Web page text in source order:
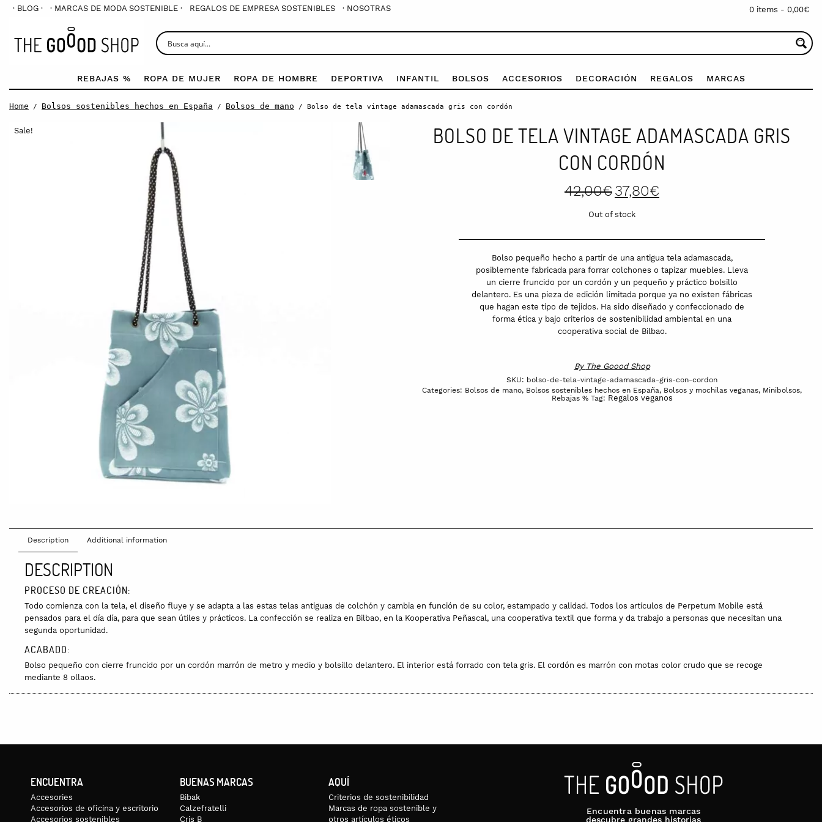
· BLOG · · MARCAS DE MODA SOSTENIBLE · REGALOS DE EMPRESA SOSTENIBLES · NOSOTRAS 0 items - 0,00€
REBAJAS % ROPA DE MUJER ROPA DE HOMBRE DEPORTIVA INFANTIL BOLSOS ACCESORIOS DECORACIÓN REGALOS MARCAS
Home / Bolsos sostenibles hechos en España / Bolsos de mano / Bolso de tela vintage adamascada gris con cordón
Sale!
BOLSO DE TELA VINTAGE ADAMASCADA GRIS
CON CORDÓN
42,00€ Original
price
37,80€price
Out of stock
Bolso pequeño hecho a partir de una antigua tela adamascada,
posiblemente fabricada para forrar colchones o tapizar muebles. Lleva
un cierre fruncido por un cordón y un pequeño y práctico bolsillo
delantero. Es una pieza de edición limitada porque ya no existen fábricas
que hagan este tipo de tejidos. Ha sido diseñado y confeccionado de
forma ética y bajo criterios de sostenibilidad ambiental en una
cooperativa social de Bilbao.
By The Goood Shop
SKU: bolso-de-tela-vintage-adamascada-gris-con-cordon
Categories: Bolsos de mano, Bolsos sostenibles hechos en España, Bolsos y mochilas veganas, Minibolsos,
Rebajas % Tag: Regalos veganos
Description Additional information
DESCRIPTION
PROCESO DE CREACIÓN:
Todo comienza con la tela, el diseño fluye y se adapta a las estas telas antiguas de colchón y cambia en función de su color, estampado y calidad. Todos los artículos de Perpetum Mobile está
pensados para el día día, para que sean útiles y prácticos. La confección se realiza en Bilbao, en la Kooperativa Peñascal, una cooperativa textil que forma y da trabajo a personas que necesitan una
segunda oportunidad.
ACABADO:
Bolso pequeño con cierre fruncido por un cordón marrón de metro y medio y bolsillo delantero. El interior está forrado con tela gris. El cordón es marrón con motas color crudo que se recoge
mediante 8 ollaos.
MATERIA PRIMA:
tela que ya no se fabricará más. Ha sido confeccionada con la técnica Jacquard.
Perpetum Mobile selecciona cuidadosamente los trozos mejor conservados pero es probable que alguna vez encuentres alguna pequeña marca “de viejo” que no hace sino recordar su autenticidad o
CUIDADOS:
Lávalo a mano y con agua fría si lo necesitas.
ENCUENTRA
Accesories
Accesorios de oficina y escritorio
Accesorios sostenibles
BUENAS MARCAS
Bibak
Calzefratelli
Cris B
AQUÍ
Criterios de sostenibilidad
Marcas de ropa sostenible y
otros artículos éticos
Encuentra buenas marcas
descubre grandes historias